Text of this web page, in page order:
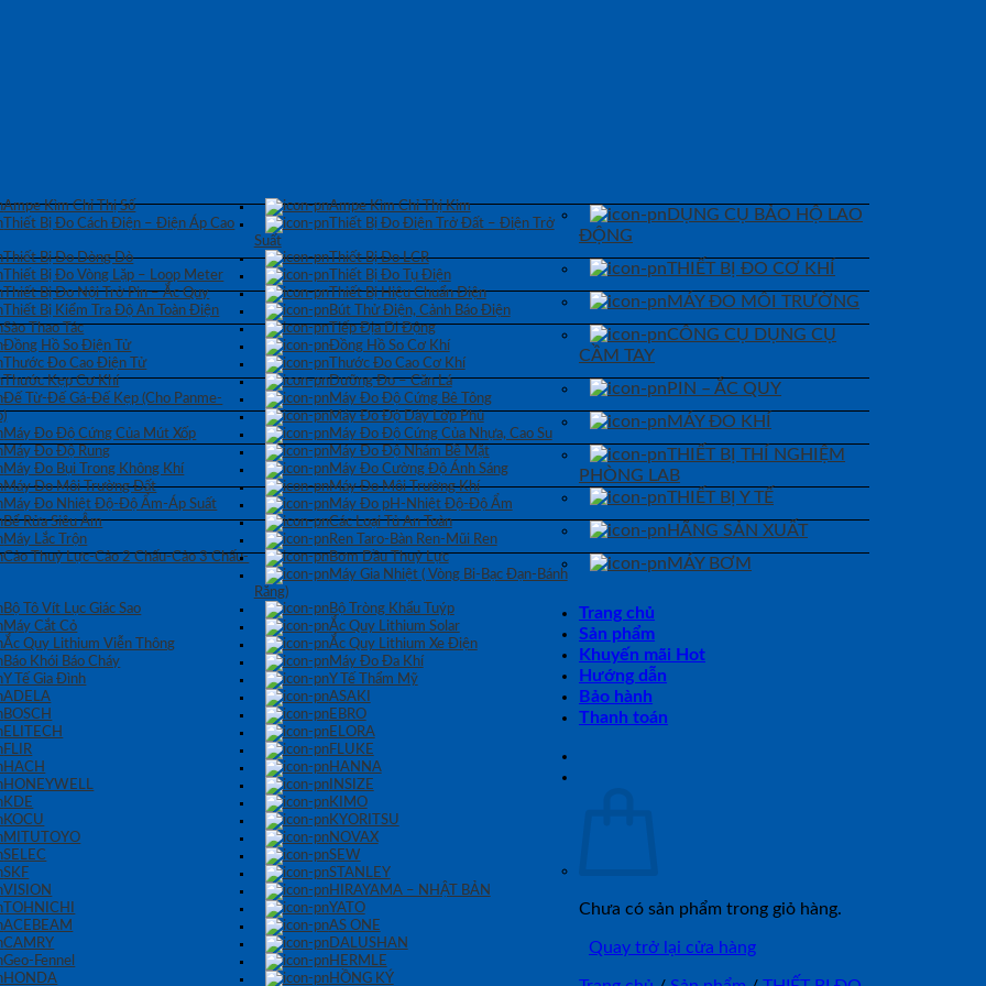
Ampe Kìm Chỉ Thị Số
Ampe Kìm Chỉ Thị Kim
Thiết Bị Đo Cách Điện – Điện Áp Cao
Thiết Bị Đo Điện Trở Đất – Điện Trở
Suất
Thiết Bị Đo Dòng Dò
Thiết Bị Đo LCR
Thiết Bị Đo Vòng Lặp – Loop Meter
Thiết Bị Đo Tụ Điện
Thiết Bị Đo Nội Trở Pin – Ắc Quy
Thiết Bị Hiệu Chuẩn Điện
Thiết Bị Kiểm Tra Độ An Toàn Điện
DỤNG CỤ BẢO HỘ LAO
ĐỘNG
Bút Thử Điện, Cảnh Báo Điện
Sào Thao Tác
Tiếp Địa Di Động
THIẾT BỊ ĐO CƠ KHÍ
Đồng Hồ So Điện Tử
Đồng Hồ So Cơ Khí
Thước Đo Cao Điện Tử
Thước Đo Cao Cơ Khí
Thước Kẹp Cơ Khí
Dưỡng Đo – Căn Lá
Đế Từ-Đế Gá-Đế Kẹp (Cho Panme-
Máy Đo Độ Cứng Bê Tông
Máy Đo Độ Dày Lớp Phủ
Máy Đo Độ Cứng Của Mút Xốp
Máy Đo Độ Cứng Của Nhựa, Cao Su
Máy Đo Độ Rung Máy Đo Độ Nhám Bề Mặt
MÁY ĐO MÔI TRƯỜNG
Máy Đo Bụi Trong Không Khí
Máy Đo Cường Độ Ánh Sáng
Máy Đo Môi Trường Đất
Máy Đo Môi Trường Khí
Máy Đo Nhiệt Độ-Độ Ẩm-Áp Suất
Máy Đo pH-Nhiệt Độ-Độ Ẩm
Bể Rửa Siêu Âm
Các Loại Tủ An Toàn
Máy Lắc Trộn
CÔNG CỤ DỤNG CỤ
CẦM TAY
Ren Taro-Bàn Ren-Mũi Ren
Cảo Thuỷ Lực-Cảo 2 Chấu-Cảo 3 Chấu-
Bơm Dầu Thuỷ Lực
Máy Gia Nhiệt ( Vòng Bi-Bạc Đạn-Bánh
Răng)
Bộ Tô Vít Lục Giác Sao
Bộ Tròng Khẩu Tuýp
Máy Cắt Cỏ
PIN – ẮC QUY
Ắc Quy Lithium Solar
Ắc Quy Lithium Viễn Thông
Ắc Quy Lithium Xe Điện
MÁY ĐO KHÍ
Báo Khói Báo Cháy
Máy Đo Đa Khí
THIẾT BỊ THÍ NGHIỆM
PHÒNG LAB
THIẾT BỊ Y TẾ
Y Tế Gia Đình Y Tế Thẩm Mỹ
HÃNG SẢN XUẤT
ADELA
ASAKI
BOSCH
EBRO
ELITECH
ELORA
FLIR
FLUKE
HACH
HANNA
HONEYWELL
INSIZE
KDE
KIMO
KOCU
KYORITSU
MITUTOYO
NOVAX
SELEC
SEW
SKF
STANLEY
VISION
HIRAYAMA – NHẬT BẢN
TOHNICHI
YATO
ACEBEAM
AS ONE
CAMRY
DALUSHAN
Geo-Fennel
HERMLE
HONDA
HỒNG KÝ
MÁY BƠM
Trang chủ
Sản phẩm
Khuyến mãi Hot
Hướng dẫn
Bảo hành
Thanh toán
Chưa có sản phẩm trong giỏ hàng.
Quay trở lại cửa hàng